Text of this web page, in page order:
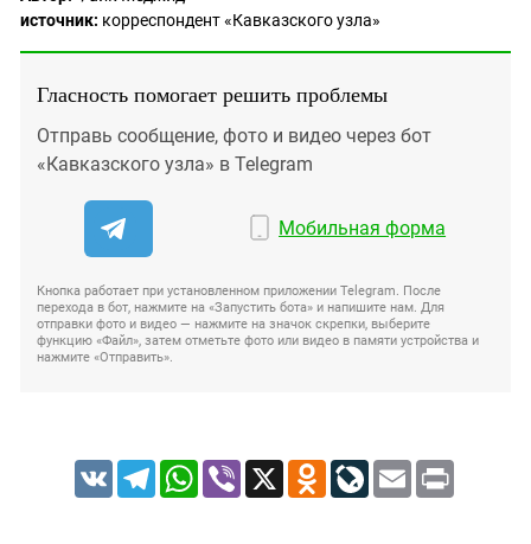
источник: корреспондент «Кавказского узла»
Гласность помогает решить проблемы
Отправь сообщение, фото и видео через бот
«Кавказского узла» в Telegram
Мобильная форма
Кнопка работает при установленном приложении Telegram. После
перехода в бот, нажмите на «Запустить бота» и напишите нам. Для
отправки фото и видео — нажмите на значок скрепки, выберите
функцию «Файл», затем отметьте фото или видео в памяти устройства и
нажмите «Отправить».
VK TelegramWhatsApp
Viber X Odnoklassniki
LiveJournal
Email Print